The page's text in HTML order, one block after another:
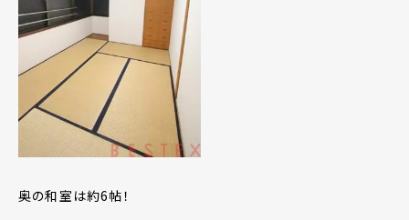
奥の和室は約6帖！